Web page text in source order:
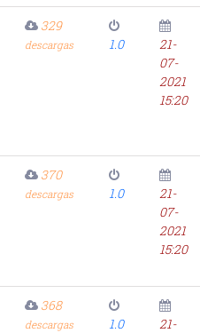
329
descargas 1.0
21-
07-
2021
15:20
370
descargas 1.0
21-
07-
2021
15:20
368
descargas 1.0
21-